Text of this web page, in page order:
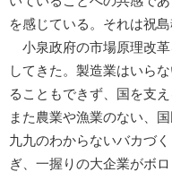
を感じている。それは祝
小泉政府の市場原理改
してきた。製造業はいら
ることもできず、国を支
また農業や漁業のない、
九九のわからないバカづ
ぎ、一握りの大企業がボ